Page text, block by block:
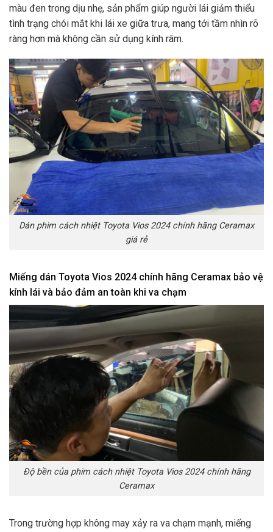
màu đen trong dịu nhẹ, sản phẩm giúp người lái giảm thiểu
tình trạng chói mắt khi lái xe giữa trưa, mang tới tầm nhìn rõ
ràng hơn mà không cần sử dụng kính râm.
Dán phim cách nhiệt Toyota Vios 2024 chính hãng Ceramax
giá rẻ
Miếng dán Toyota Vios 2024 chính hãng Ceramax bảo vệ
kính lái và bảo đảm an toàn khi va chạm
Độ bền của phim cách nhiệt Toyota Vios 2024 chính hãng
Ceramax
Trong trường hợp không may xảy ra va chạm mạnh, miếng